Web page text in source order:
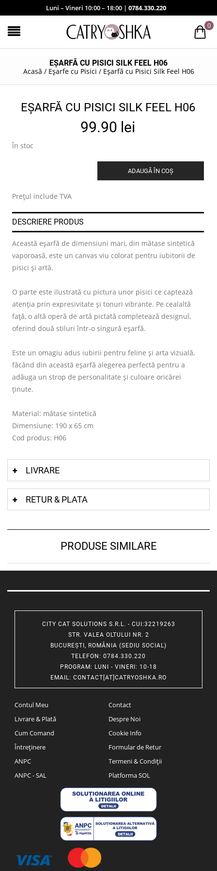
Luni – Vineri 10:00 – 18:00 | 0784.330.220
0
EȘARFĂ CU PISICI SILK FEEL H06
Acasă / Eșarfe cu Pisici / Eșarfă cu Pisici Silk Feel H06
EȘARFĂ CU PISICI SILK FEEL H06
99.90 lei
În stoc
ADAUGĂ ÎN COȘ
Prețul include TVA
DESCRIERE PRODUS
Această eșarfă de dimensiuni mari, din mătase sintetică
vaporoasă, este un canvas viu colorat pentru iubitorii de
pisici și artă.
O parte este ilustrată cu pictura unor pisici ce captează
atenția prin expresivitate și tonuri vibrante. Pe cealaltă
față, o altă operă de artă pictată completează designul,
oferind două stiluri într-o singură eșarfă.
Este un omagiu adus iubirii pentru feline și arta vizuală,
făcând din această eșarfă alegerea perfectă pentru a
adăuga un strop de personalitate și culoare oricărei
ținute.
Material: mătase sintetică
Dimensiune: 190 x 65 cm
Cod produs: H06
LIVRARE
RETUR & PLATA
PRODUSE SIMILARE
CITY CAT SOLUTIONS S.R.L. - CUI:32219263
STR. VALEA OLTULUI NR. 2
BUCUREȘTI, ROMÂNIA (SEDIU SOCIAL)
TELEFON : 0784.330.220
PROGRAM: LUNI - VINERI: 10-18
EMAIL: CONTACT[AT]CATRYOSHKA.RO
Contul Meu
Livrare & Plată
Cum Comand
Întreținere
ANPC
ANPC - SAL
Contact
Despre Noi
Cookie Info
Formular de Retur
Termeni & Condiții
Platforma SOL